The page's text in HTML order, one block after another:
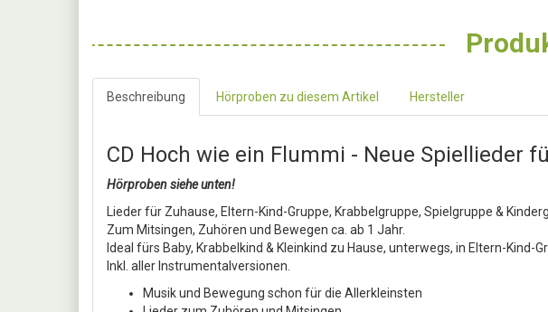
Beschreibung Hörproben zu diesem Artikel Hersteller
CD Hoch wie ein Flummi - Neue Spiellieder
Hörproben siehe unten!
Lieder für Zuhause, Eltern-Kind-Gruppe, Krabbelgruppe, Spielgruppe &
Zum Mitsingen, Zuhören und Bewegen ca. ab 1 Jahr.
Ideal fürs Baby, Krabbelkind & Kleinkind zu Hause, unterwegs, in Eltern-
Inkl. aller Instrumentalversionen.
Musik und Bewegung schon für die Allerkleinsten